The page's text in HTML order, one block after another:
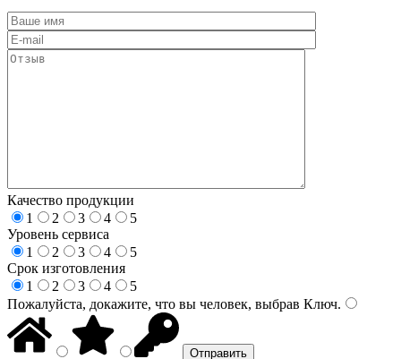
Качество продукции
1
2 3 4
5
Уровень сервиса
1
2 3 4
5
Срок изготовления
1
2 3 4
5
Пожалуйста, докажите, что вы человек, выбрав Ключ.